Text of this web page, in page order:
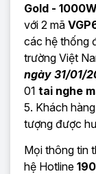
Gold - 1000W
với 2 mã
các hệ thống
trường Việt
ngày 31/01/
01 tai nghe
5. Khách
tượng được
Mọi thông tin
hệ Hotline